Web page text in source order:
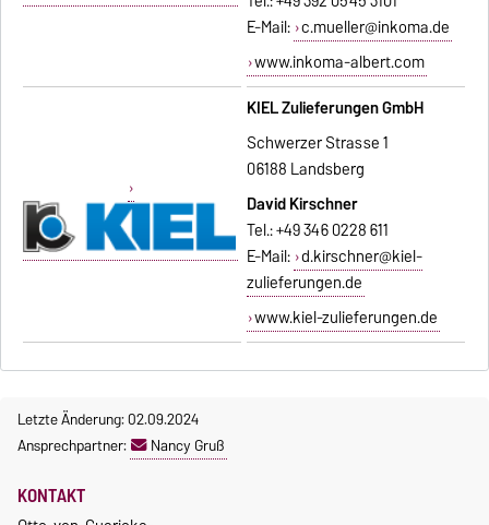
E-Mail: c.mueller@inkoma.de
www.inkoma-albert.com
KIEL Zulieferungen GmbH
Schwerzer Strasse 1
06188 Landsberg
David Kirschner
Tel.: +49 346 0228 611
E-Mail: d.kirschner@kiel-
zulieferungen.de
www.kiel-zulieferungen.de
Letzte Änderung: 02.09.2024
Ansprechpartner:
Nancy Gruß
KONTAKT